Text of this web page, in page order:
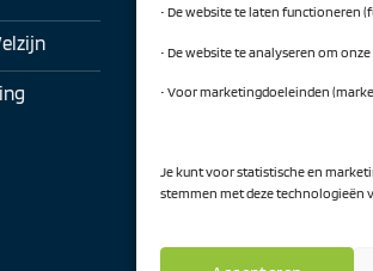
• De website te laten functioneren
• De website te analyseren om
• Voor marketingdoeleinden
Je kunt voor statistische en
stemmen met deze technologieën
Artificial Intelligence
Alles bekijken